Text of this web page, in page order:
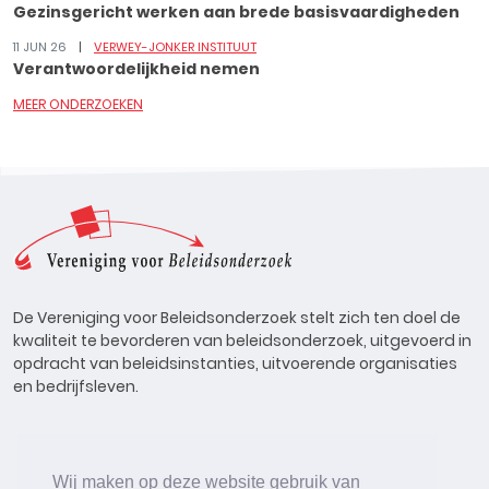
Wij maken op deze website gebruik van
Gezinsgericht werken aan brede basisvaardigheden
11 JUN 26 VERWEY-JONKER INSTITUUT
Verantwoordelijkheid nemen
MEER ONDERZOEKEN
De Vereniging voor Beleidsonderzoek stelt zich ten doel de
kwaliteit te bevorderen van beleidsonderzoek, uitgevoerd in
opdracht van beleidsinstanties, uitvoerende organisaties
en bedrijfsleven.